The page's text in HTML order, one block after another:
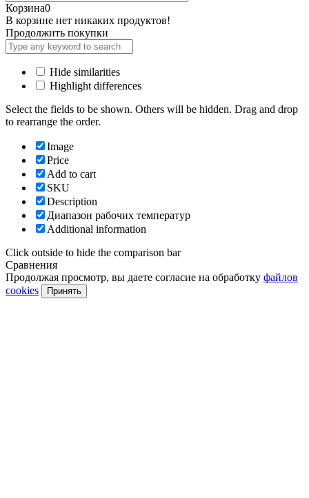
Корзина0
В корзине нет никаких продуктов!
Продолжить покупки
Hide similarities
Highlight differences
Select the fields to be shown. Others will be hidden. Drag and drop
to rearrange the order.
Image
Price
Add to cart
SKU
Description
Диапазон рабочих температур
Additional information
Click outside to hide the comparison bar
Сравнения
Продолжая просмотр, вы даете согласие на обработку файлов
cookies
Принять